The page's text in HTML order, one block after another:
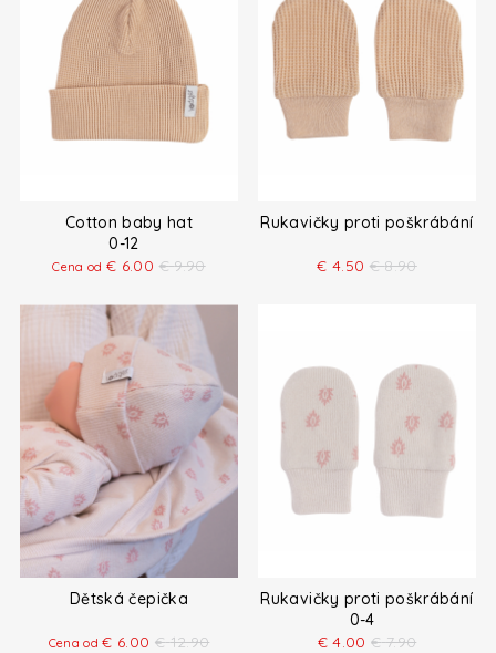
Cotton baby hat
0-12
Cena od€ 6.00 € 9.90
Rukavičky proti poškrábání
€ 4.50 € 8.90
Dětská čepička
Cena od€ 6.00 € 12.90
Rukavičky proti poškrábání
0-4
€ 4.00 € 7.90